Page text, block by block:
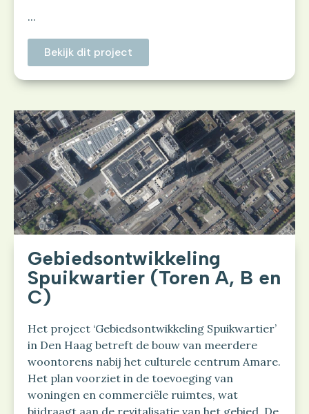
...
Bekijk dit project
Gebiedsontwikkeling
Spuikwartier (Toren A, B en
C)
Het project ‘Gebiedsontwikkeling Spuikwartier’
in Den Haag betreft de bouw van meerdere
woontorens nabij het culturele centrum Amare.
Het plan voorziet in de toevoeging van
woningen en commerciële ruimtes, wat